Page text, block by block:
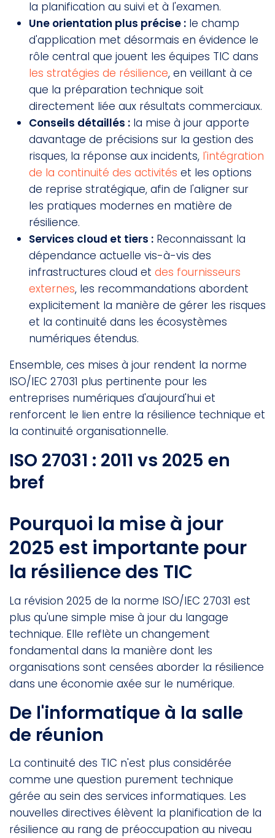
la planification au suivi et à l'examen.
Une orientation plus précise : le champ
d'application met désormais en évidence le
rôle central que jouent les équipes TIC dans
les stratégies de résilience, en veillant à ce
que la préparation technique soit
directement liée aux résultats commerciaux.
Conseils détaillés : la mise à jour apporte
davantage de précisions sur la gestion des
risques, la réponse aux incidents, l'intégration
de la continuité des activités et les options
de reprise stratégique, afin de l'aligner sur
les pratiques modernes en matière de
résilience.
Services cloud et tiers : Reconnaissant la
dépendance actuelle vis-à-vis des
infrastructures cloud et des fournisseurs
externes, les recommandations abordent
explicitement la manière de gérer les risques
et la continuité dans les écosystèmes
numériques étendus.
Ensemble, ces mises à jour rendent la norme
ISO/IEC 27031 plus pertinente pour les
entreprises numériques d'aujourd'hui et
renforcent le lien entre la résilience technique et
la continuité organisationnelle.
ISO 27031 : 2011 vs 2025 en
bref
Pourquoi la mise à jour
2025 est importante pour
la résilience des TIC
La révision 2025 de la norme ISO/IEC 27031 est
plus qu'une simple mise à jour du langage
technique. Elle reflète un changement
fondamental dans la manière dont les
organisations sont censées aborder la résilience
dans une économie axée sur le numérique.
De l'informatique à la salle
de réunion
La continuité des TIC n'est plus considérée
comme une question purement technique
gérée au sein des services informatiques. Les
nouvelles directives élèvent la planification de la
résilience au rang de préoccupation au niveau